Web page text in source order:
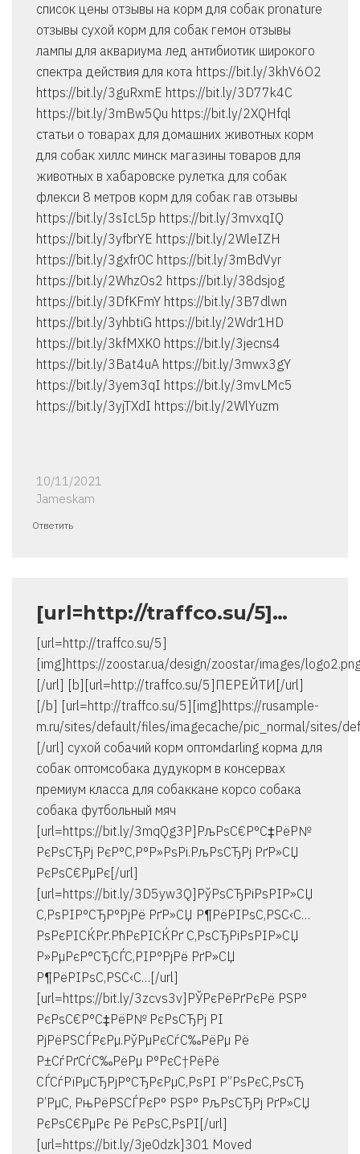
список цены отзывы на корм для собак pronature
отзывы сухой корм для собак гемон отзывы
лампы для аквариума лед антибиотик широкого
спектра действия для кота https://bit.ly/3khV6O2
https://bit.ly/3guRxmE https://bit.ly/3D77k4C
https://bit.ly/3mBw5Qu https://bit.ly/2XQHfql
статьи о товарах для домашних животных корм
для собак хиллс минск магазины товаров для
животных в хабаровске рулетка для собак
флекси 8 метров корм для собак гав отзывы
https://bit.ly/3sIcL5p https://bit.ly/3mvxqIQ
https://bit.ly/3yfbrYE https://bit.ly/2WleIZH
https://bit.ly/3gxfr0C https://bit.ly/3mBdVyr
https://bit.ly/2WhzOs2 https://bit.ly/38dsjog
https://bit.ly/3DfKFmY https://bit.ly/3B7dlwn
https://bit.ly/3yhbtiG https://bit.ly/2Wdr1HD
https://bit.ly/3kfMXK0 https://bit.ly/3jecns4
https://bit.ly/3Bat4uA https://bit.ly/3mwx3gY
https://bit.ly/3yem3qI https://bit.ly/3mvLMc5
https://bit.ly/3yjTXdI https://bit.ly/2WlYuzm
10/11/2021
Jameskam
Ответить
[url=http://traffco.su/5]…
[url=http://traffco.su/5]
[img]https://zoostar.ua/design/zoostar/images/
[/url] [b][url=http://traffco.su/5]ПЕРЕЙТИ[/url]
[/b] [url=http://traffco.su/5][img]https://rusample-
m.ru/sites/default/files/imagecache/pic_normal/sites/
[/url] сухой собачий корм оптомdarling корма для
собак оптомсобака дудукорм в консервах
премиум класса для собаккане корсо собака
собака футбольный мяч
[url=https://bit.ly/3mqQg3P]РљРѕС€Р°С‡РёР№
РєРѕСЂРј РєР°С‚Р°Р»РѕРі.РљРѕСЂРј РґР»СЏ
РєРѕС€РµРє[/url]
[url=https://bit.ly/3D5yw3Q]РўРѕСЂРіРѕРІР»СЏ
С‚РѕРІР°СЂР°РјРё РґР»СЏ Р¶РёРІРѕС‚РЅС‹С…
РѕРєРІСЌРґ.РћРєРІСЌРґ С‚РѕСЂРіРѕРІР»СЏ
Р»РµРєР°СЂСЃС‚РІР°РјРё РґР»СЏ
Р¶РёРІРѕС‚РЅС‹С…[/url]
[url=https://bit.ly/3zcvs3v]РЎРєРёРґРєРё РЅР°
РєРѕС€Р°С‡РёР№ РєРѕСЂРј РІ
РјРёРЅСЃРєРµ.РўРµРєСѓС‰РёРµ Рё
Р±СѓРґСѓС‰РёРµ Р°РєС†РёРё
СЃСѓРїРµСЂРјР°СЂРєРµС‚РѕРІ Р”РѕРєС‚РѕСЂ
Р’РµС‚ РњРёРЅСЃРєР° РЅР° РљРѕСЂРј РґР»СЏ
РєРѕС€РµРє Рё РєРѕС‚РѕРІ[/url]
[url=https://bit.ly/3je0dzk]301 Moved